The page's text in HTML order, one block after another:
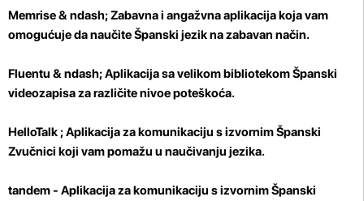
Memrise& ndash; Zabavna i angažvna aplikacija koja vam
omogućuje da naučite Španski jezik na zabavan način.
Fluentu & ndash; Aplikacija sa velikom bibliotekom Španski
videozapisa za različite nivoe poteškoća.
HelloTalk ; Aplikacija za komunikaciju s izvornim Španski
Zvučnici koji vam pomažu u naučivanju jezika.
tandem - Aplikacija za komunikaciju s izvornim Španski